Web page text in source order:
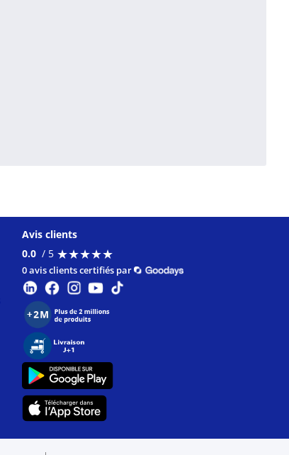
Avis clients
0.0 / 5 ★★★★★
★★★★★
0 avis clients certifiés par